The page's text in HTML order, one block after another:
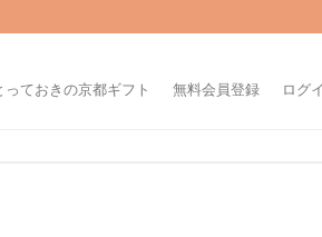
っておきの京都ギフト 無料会員登録 ログ